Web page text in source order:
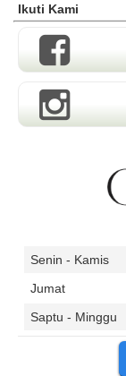
Ikuti Kami
Senin - Kamis
Jumat
Saptu - Minggu